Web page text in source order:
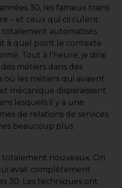
30, les fameux trains
– et ceux qui circulent
totalement automatisés
à quel point le contexte
Tout à l’heure, je dirai
métiers dans des
où les métiers qui avaient
mécanique disparaissent
lesquels il y a une
de relations de services
beaucoup plus
totalement nouveaux. On
avait complètement
30. Les techniques ont